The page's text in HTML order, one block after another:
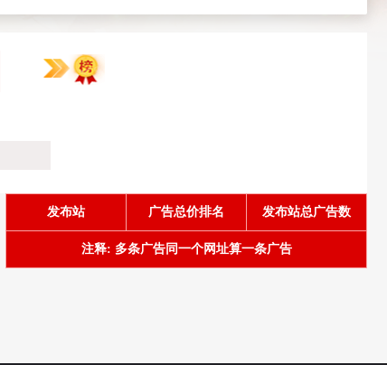
发布站 广告总价排名 发布站总广告数
注释: 多条广告同一个网址算一条广告